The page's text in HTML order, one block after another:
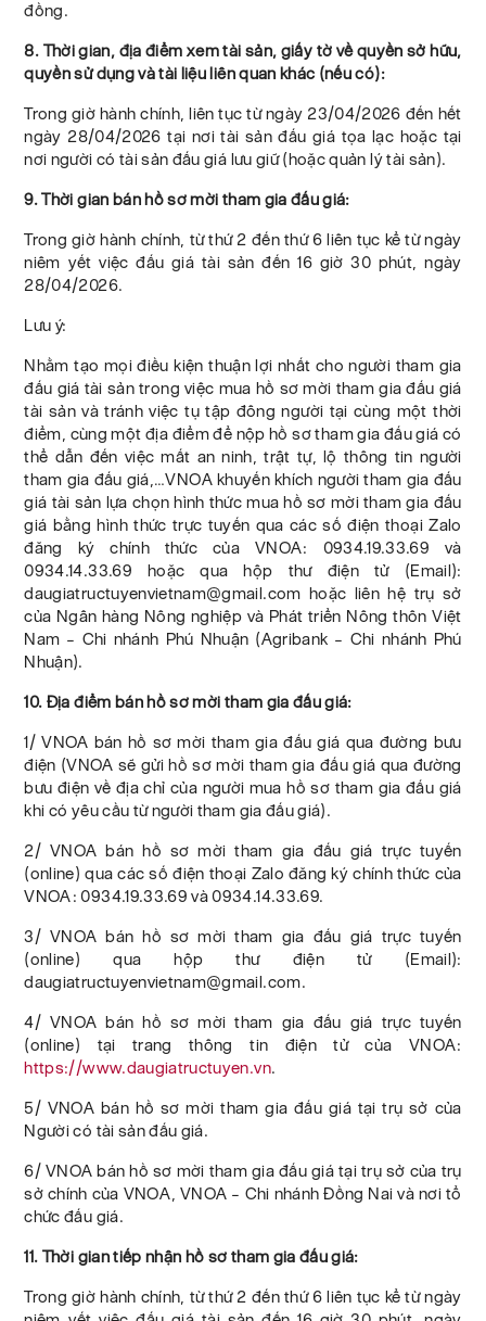
đồng.
8. Thời gian, địa điểm xem tài sản, giấy tờ về quyền sở hữu,
quyền sử dụng và tài liệu liên quan khác (nếu có):
Trong giờ hành chính, liên tục từ ngày 23/04/2026 đến hết
ngày 28/04/2026 tại nơi tài sản đấu giá tọa lạc hoặc tại
nơi người có tài sản đấu giá lưu giữ (hoặc quản lý tài sản).
9. Thời gian bán hồ sơ mời tham gia đấu giá:
Trong giờ hành chính, từ thứ 2 đến thứ 6 liên tục kể từ ngày
niêm yết việc đấu giá tài sản đến 16 giờ 30 phút, ngày
28/04/2026.
Lưu ý:
Nhằm tạo mọi điều kiện thuận lợi nhất cho người tham gia
đấu giá tài sản trong việc mua hồ sơ mời tham gia đấu giá
tài sản và tránh việc tụ tập đông người tại cùng một thời
điểm, cùng một địa điểm để nộp hồ sơ tham gia đấu giá có
thể dẫn đến việc mất an ninh, trật tự, lộ thông tin người
tham gia đấu giá,…VNOA khuyến khích người tham gia đấu
giá tài sản lựa chọn hình thức mua hồ sơ mời tham gia đấu
giá bằng hình thức trực tuyến qua các số điện thoại Zalo
đăng ký chính thức của VNOA: 0934.19.33.69 và
0934.14.33.69 hoặc qua hộp thư điện tử (Email):
daugiatructuyenvietnam@gmail.com hoặc liên hệ trụ sở
của Ngân hàng Nông nghiệp và Phát triển Nông thôn Việt
Nam – Chi nhánh Phú Nhuận (Agribank – Chi nhánh Phú
Nhuận).
10. Địa điểm bán hồ sơ mời tham gia đấu giá:
1/ VNOA bán hồ sơ mời tham gia đấu giá qua đường bưu
điện (VNOA sẽ gửi hồ sơ mời tham gia đấu giá qua đường
bưu điện về địa chỉ của người mua hồ sơ tham gia đấu giá
khi có yêu cầu từ người tham gia đấu giá).
2/ VNOA bán hồ sơ mời tham gia đấu giá trực tuyến
(online) qua các số điện thoại Zalo đăng ký chính thức của
VNOA: 0934.19.33.69 và 0934.14.33.69.
3/ VNOA bán hồ sơ mời tham gia đấu giá trực tuyến
(online) qua hộp thư điện tử (Email):
daugiatructuyenvietnam@gmail.com.
4/ VNOA bán hồ sơ mời tham gia đấu giá trực tuyến
(online) tại trang thông tin điện tử của VNOA:
https://www.daugiatructuyen.vn.
5/ VNOA bán hồ sơ mời tham gia đấu giá tại trụ sở của
Người có tài sản đấu giá.
6/ VNOA bán hồ sơ mời tham gia đấu giá tại trụ sở của trụ
sở chính của VNOA, VNOA – Chi nhánh Đồng Nai và nơi tổ
chức đấu giá.
11. Thời gian tiếp nhận hồ sơ tham gia đấu giá:
Trong giờ hành chính, từ thứ 2 đến thứ 6 liên tục kể từ ngày